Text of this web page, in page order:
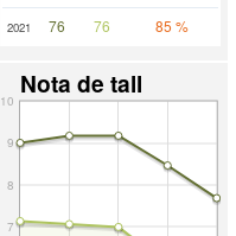
2021 76 76 85 %
Nota de tall
7
8
9
10